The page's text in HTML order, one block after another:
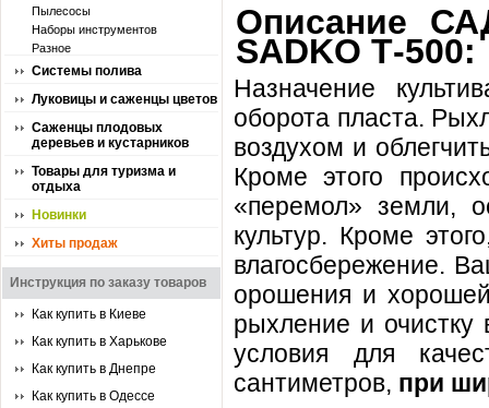
Пылесосы
Наборы инструментов
Разное
Системы полива
Луковицы и саженцы цветов
Саженцы плодовых
деревьев и кустарников
Товары для туризма и
отдыха
Новинки
Хиты продаж
Инструкция по заказу товаров
Как купить в Киеве
Как купить в Харькове
Как купить в Днепре
Как купить в Одессе
Описание
SADKO Т-500:
Назначение
оборота пласта.
воздухом и
Кроме этого
«перемол» земли,
культур. Кроме
влагосбережение.
орошения и
рыхление и очистку
условия для
сантиметров, при